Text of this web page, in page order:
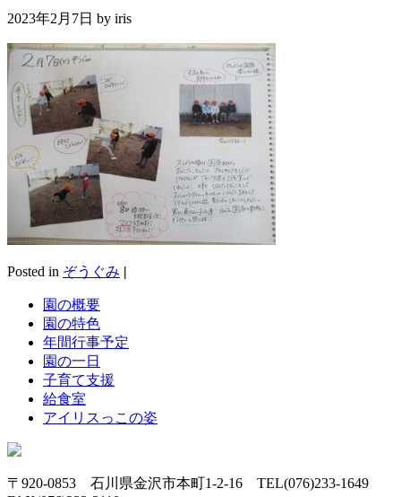
2023年2月7日 by iris
Posted in ぞうぐみ |
園の概要
園の特色
年間行事予定
園の一日
子育て支援
給食室
アイリスっこの姿
〒920-0853 石川県金沢市本町1-2-16 TEL(076)233-1649